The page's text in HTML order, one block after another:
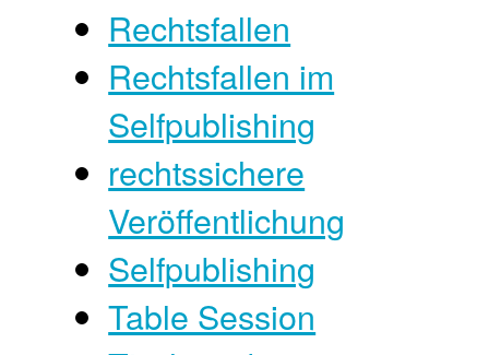
Rechtsfallen
Rechtsfallen im
Selfpublishing
rechtssichere
Veröffentlichung
Selfpublishing
Table Session